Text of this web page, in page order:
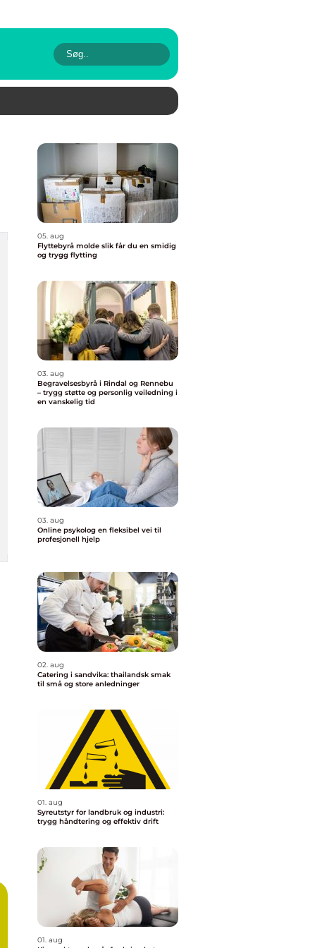
05. aug
Flyttebyrå molde slik får du en smidig
og trygg flytting
03. aug
Begravelsesbyrå i Rindal og Rennebu
– trygg støtte og personlig veiledning i
en vanskelig tid
03. aug
Online psykolog en fleksibel vei til
profesjonell hjelp
02. aug
Catering i sandvika: thailandsk smak
til små og store anledninger
01. aug
Syreutstyr for landbruk og industri:
trygg håndtering og effektiv drift
01. aug